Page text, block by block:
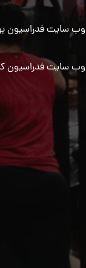
وب سایت فدراسیون
وب سایت فدراسیون